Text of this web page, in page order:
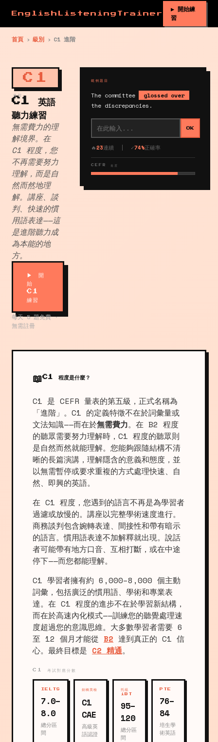
EnglishListeningTrainer
▶ 開始練
習
首頁 › 級別 › C1 進階
C1
進階
C1 英語
聽力練習
無需費力的理
解境界。在
C1 程度，您
不再需要努力
理解，而是自
然而然地理
解。講座、談
判、快速的慣
用語表達——這
是進階聽力成
為本能的地
方。
▶ 開
始
C1
練習
每天 5 題免費 ·
無需註冊
範例題目
The committee
glossed over
the discrepancies.
OK
🔥23連續 | ✓74%正確率
CEFR 進度
📖C1 程度是什麼？
C1 是 CEFR 量表的第五級，正式名稱為
「進階」。C1 的定義特徵不在於詞彙量或
文法知識——而在於無需費力。在 B2 程度
的聽眾需要努力理解時，C1 程度的聽眾則
是自然而然就能理解。您能夠跟隨結構不清
晰的長篇演講，理解隱含的意義和態度，並
以無需暫停或要求重複的方式處理快速、自
然、即興的英語。
在 C1 程度，您遇到的語言不再是為學習者
過濾或放慢的。講座以完整學術速度進行。
商務談判包含婉轉表達、間接性和帶有暗示
的語言。慣用語表達不加解釋就出現。說話
者可能帶有地方口音、互相打斷，或在中途
停下——而您都能理解。
C1 學習者擁有約 6,000–8,000 個主動
詞彙，包括廣泛的慣用語、學術和專業表
達。在 C1 程度的進步不在於學習新結構，
而在於高速內化模式——訓練您的聽覺處理速
度超過您的意識思維。大多數學習者需要 6
至 12 個月才能從 B2 達到真正的 C1 信
心。最終目標是 C2 精通。
C1 考試對應分數
IELTS
7.0–
8.0
總分區
間
劍橋英檢
C1
CAE
高級英
語認證
托福
iBT
95–
120
總分區
間
PTE
76–
84
培生學
術英語